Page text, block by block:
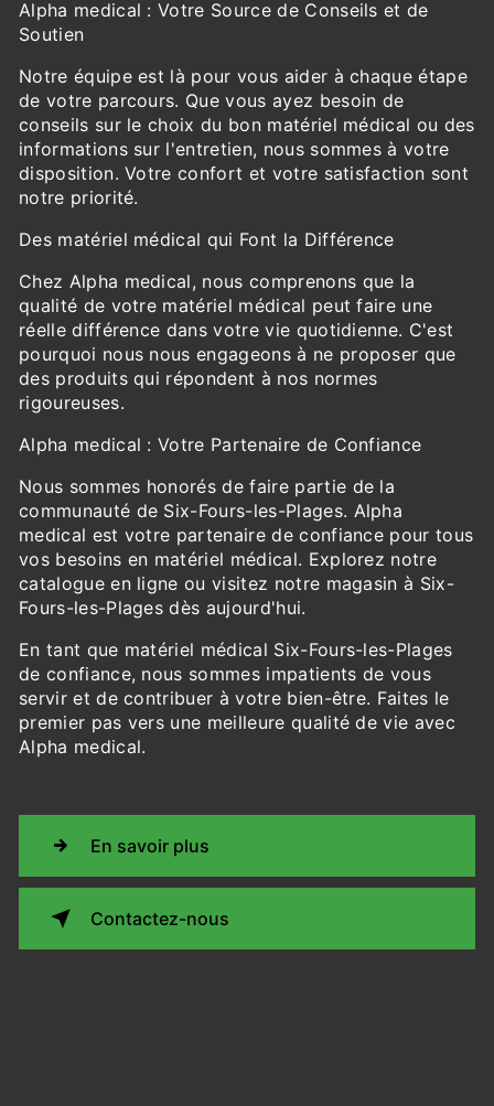
Alpha medical : Votre Source de Conseils et de
Soutien
Notre équipe est là pour vous aider à chaque étape
de votre parcours. Que vous ayez besoin de
conseils sur le choix du bon matériel médical ou des
informations sur l'entretien, nous sommes à votre
disposition. Votre confort et votre satisfaction sont
notre priorité.
Des matériel médical qui Font la Différence
Chez Alpha medical, nous comprenons que la
qualité de votre matériel médical peut faire une
réelle différence dans votre vie quotidienne. C'est
pourquoi nous nous engageons à ne proposer que
des produits qui répondent à nos normes
rigoureuses.
Alpha medical : Votre Partenaire de Confiance
Nous sommes honorés de faire partie de la
communauté de Six-Fours-les-Plages. Alpha
medical est votre partenaire de confiance pour tous
vos besoins en matériel médical. Explorez notre
catalogue en ligne ou visitez notre magasin à Six-
Fours-les-Plages dès aujourd'hui.
En tant que matériel médical Six-Fours-les-Plages
de confiance, nous sommes impatients de vous
servir et de contribuer à votre bien-être. Faites le
premier pas vers une meilleure qualité de vie avec
Alpha medical.
En savoir plus
Contactez-nous